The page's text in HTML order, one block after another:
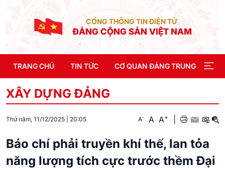
CỔNG THÔNG TIN ĐIỆN TỬ
ĐẢNG CỘNG SẢN VIỆT NAM
TRANG CHỦ TIN TỨC CƠ QUAN ĐẢNG TRUNG ƯƠNG
XÂY DỰNG ĐẢNG
Thứ năm, 11/12/2025 20:05 A- A A+
Báo chí phải truyền khí thế, lan tỏa
năng lượng tích cực trước thềm Đại